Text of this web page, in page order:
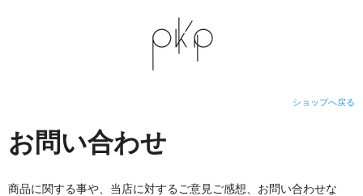
ショップへ戻る
お問い合わせ
商品に関する事や、当店に対するご意見ご感想、お問い合わせな